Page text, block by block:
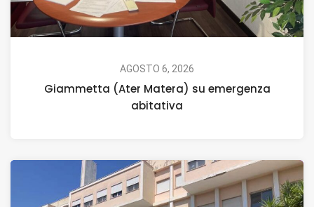
AGOSTO 6, 2026
Giammetta (Ater Matera) su emergenza
abitativa